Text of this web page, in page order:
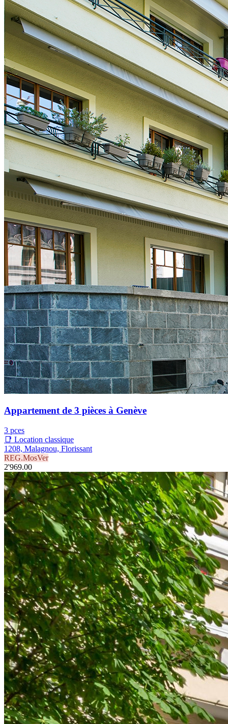
Appartement de 3 pièces à Genève
3 pces
📑 Location classique
1208, Malagnou, Florissant
REG.MosVer
2'969.00